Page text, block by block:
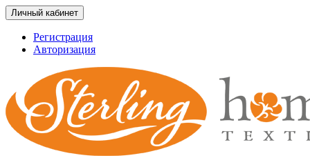
Личный кабинет
Регистрация
Авторизация